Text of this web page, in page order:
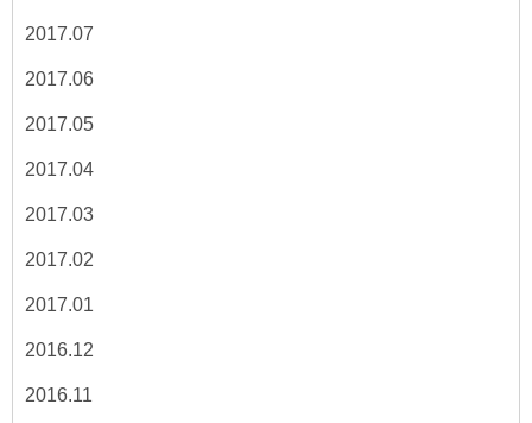
2017.07
2017.06
2017.05
2017.04
2017.03
2017.02
2017.01
2016.12
2016.11